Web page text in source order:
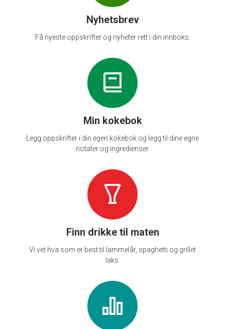
Nyhetsbrev
Få nyeste oppskrifter og nyheter rett i din innboks.
Min kokebok
Legg oppskrifter i din egen kokebok og legg til dine egne
notater og ingredienser.
Finn drikke til maten
Vi vet hva som er best til lammelår, spaghetti og grillet
laks.